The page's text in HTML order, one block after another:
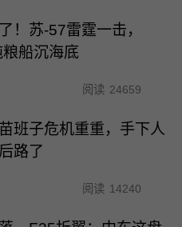
！苏-57雷霆一击，
船沉海底
阅读 24659
班子危机重重，手下人
路了
阅读 14240